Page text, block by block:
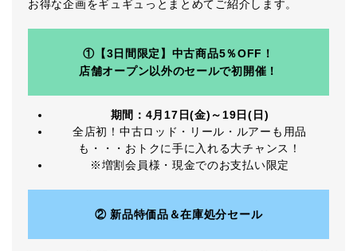
お得な企画をギュギュっとまとめてご紹介します。
①【3日間限定】中古商品5％OFF！
店舗オープン以外のセールで初開催！
期間：4月17日(金)～19日(日)
全店初！中古ロッド・リール・ルアーも用品
も・・・おトクに手に入れる大チャンス！
※増割会員様・現金でのお支払い限定
② 新品特価品＆在庫処分セール